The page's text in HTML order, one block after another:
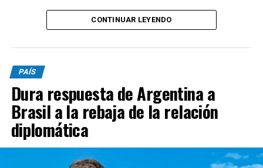
nuestro embajador en Brasilia (Daniel Raimondi) se
electorales cuando el presidente de Brasil visitó, previo
a los comicios del año pasado, a Cristina Kirchner en su
prisión domiciliaria y no hubo de nuestra parte ningún
tipo de problemas ni quejas. Son las reglas del juego",
aseveró.
A su vez, el funcionario nacional afirmó que Lula "ha
CONTINUAR LEYENDO
PAÍS
Dura respuesta de Argentina a
Brasil a la rebaja de la relación
diplomática